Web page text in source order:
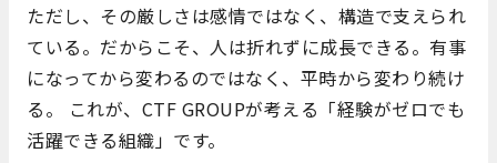
ただし、その厳しさは感情ではなく、構造で支えられ
ている。だからこそ、人は折れずに成長できる。有事
になってから変わるのではなく、平時から変わり続け
る。 これが、CTF GROUPが考える「経験がゼロでも
活躍できる組織」です。